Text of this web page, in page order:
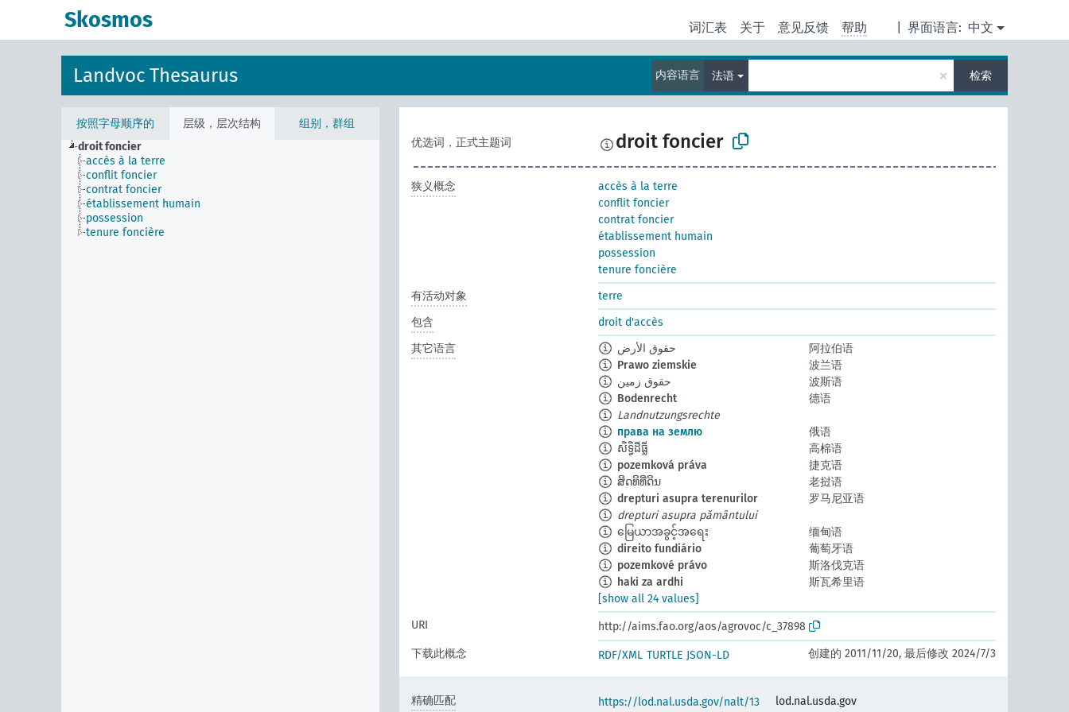
Skosmos 界面语言: 中文
词汇表 关于 意见反馈 帮助
Landvoc Thesaurus 内容语言 法语 × 检索
按照字母顺序的 层级，层次结构
组别，群组
droit foncier
accès à la terre
conflit foncier
contrat foncier
établissement humain
possession
tenure foncière
优选词，正式主题词 droit foncier
狭义概念
accès à la terre
conflit foncier
contrat foncier
établissement humain
possession
tenure foncière
有活动对象
terre
包含
droit d'accès
其它语言
حقوق الأرض
阿拉伯语
Prawo ziemskie
波兰语
حقوق زمین
波斯语
Bodenrecht
德语
Landnutzungsrechte
права на землю
俄语
សិទ្ធិដីធ្លី
高棉语
pozemková práva
捷克语
ສິດທິທີ່ດິນ
老挝语
drepturi asupra terenurilor
罗马尼亚语
drepturi asupra pământului
မြေယာအခွင့်အရေး
缅甸语
direito fundiário
葡萄牙语
pozemkové právo
斯洛伐克语
haki za ardhi
斯瓦希里语
[show all 24 values]
URI
http://aims.fao.org/aos/agrovoc/c_37898
下载此概念
RDF/XML TURTLE JSON-LD 创建的 2011/11/20, 最后修改 2024/7/3
精确匹配 https://lod.nal.usda.gov/nalt/13 lod.nal.usda.gov